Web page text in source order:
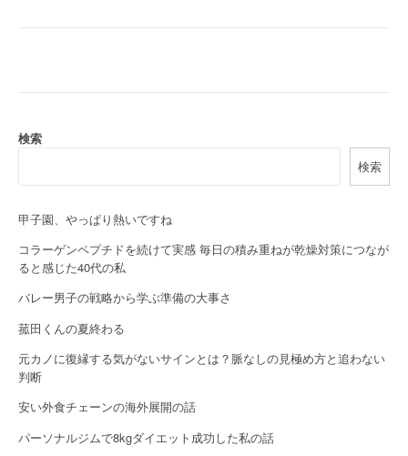
a
g
a
t
i
o
n
検索
検索
甲子園、やっぱり熱いですね
コラーゲンペプチドを続けて実感 毎日の積み重ねが乾燥対策につなが
ると感じた40代の私
バレー男子の戦略から学ぶ準備の大事さ
菰田くんの夏終わる
元カノに復縁する気がないサインとは？脈なしの見極め方と追わない
判断
安い外食チェーンの海外展開の話
パーソナルジムで8kgダイエット成功した私の話